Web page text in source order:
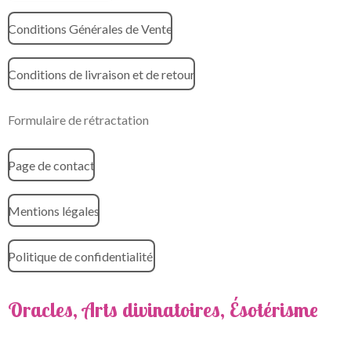
Conditions Générales de Vente
Conditions de livraison et de retour
Formulaire de rétractation
Page de contact
Mentions légales
Politique de confidentialité
Oracles, Arts divinatoires, Ésotérisme